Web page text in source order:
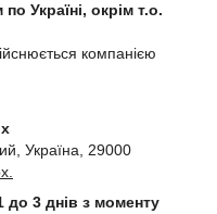
Україні, окрім т.о.
компанією
Україна, 29000
до 3 днів з моменту